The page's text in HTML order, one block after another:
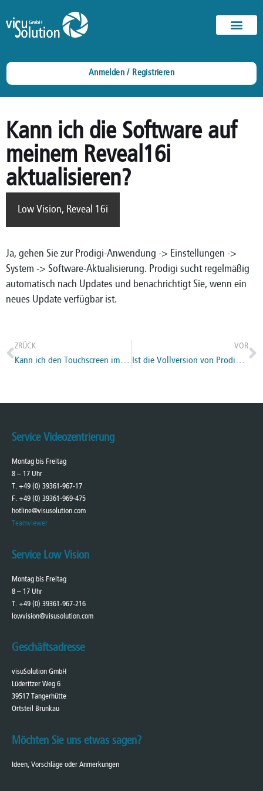
Anmelden / Registrieren
Kann ich die Software auf
meinem Reveal16i
aktualisieren?
Low Vision, Reveal 16i
Ja, gehen Sie zur Prodigi-Anwendung -> Einstellungen ->
System -> Software-Aktualisierung. Prodigi sucht regelmäßig
automatisch nach Updates und benachrichtigt Sie, wenn ein
neues Update verfügbar ist.
ZRÜCK
Kann ich den Touchscreen im Livemodus verwenden?
VOR
Ist die Vollversion von Prodigi auf dem Reveal 16i installiert?
Service Videozentrierung
Montag bis Freitag
8 – 17 Uhr
T. +49 (0) 39361-967-17
F. +49 (0) 39361-969-475
hotline@visusolution.com
Teamviewer
Service Low Vision
Montag bis Freitag
8 – 17 Uhr
T. +49 (0) 39361-967-216
lowvision@visusolution.com
Geschäftsadresse
visuSolution GmbH
Lüderitzer Weg 6
39517 Tangerhütte
Ortsteil Brunkau
Möchten Sie uns etwas sagen?
Ideen, Vorschläge oder Anmerkungen